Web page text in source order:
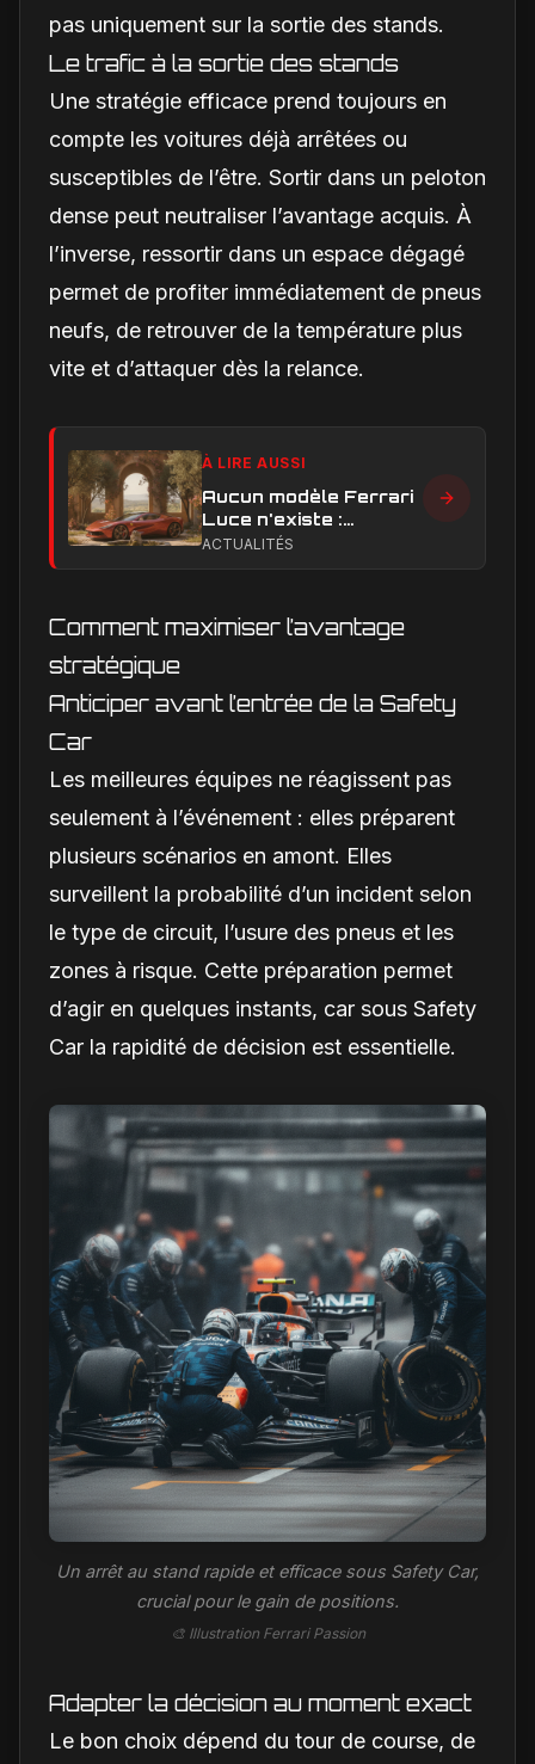
pas uniquement sur la sortie des stands.
Le trafic à la sortie des stands
Une stratégie efficace prend toujours en
compte les voitures déjà arrêtées ou
susceptibles de l’être. Sortir dans un peloton
dense peut neutraliser l’avantage acquis. À
l’inverse, ressortir dans un espace dégagé
permet de profiter immédiatement de pneus
neufs, de retrouver de la température plus
vite et d’attaquer dès la relance.
À LIRE AUSSI
Aucun modèle Ferrari
Luce n'existe :
clarification sur les
ACTUALITÉS
Comment maximiser l’avantage
stratégique
Anticiper avant l’entrée de la Safety
Car
Les meilleures équipes ne réagissent pas
seulement à l’événement : elles préparent
plusieurs scénarios en amont. Elles
surveillent la probabilité d’un incident selon
le type de circuit, l’usure des pneus et les
zones à risque. Cette préparation permet
d’agir en quelques instants, car sous Safety
Car la rapidité de décision est essentielle.
Un arrêt au stand rapide et efficace sous Safety Car,
crucial pour le gain de positions.
🎨 Illustration Ferrari Passion
Adapter la décision au moment exact
Le bon choix dépend du tour de course, de